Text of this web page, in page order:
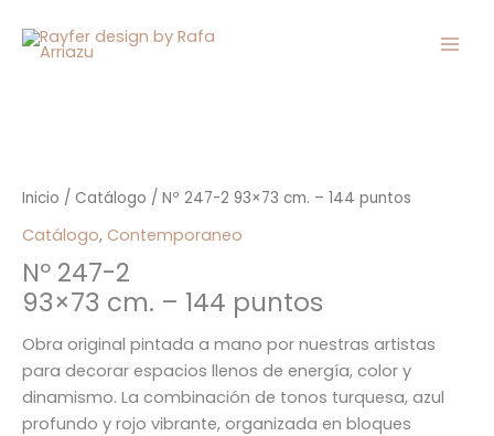
Inicio / Catálogo / Nº 247-2 93×73 cm. – 144 puntos
Catálogo, Contemporaneo
Nº 247-2
93×73 cm. – 144 puntos
Obra original pintada a mano por nuestras artistas
para decorar espacios llenos de energía, color y
dinamismo. La combinación de tonos turquesa, azul
profundo y rojo vibrante, organizada en bloques